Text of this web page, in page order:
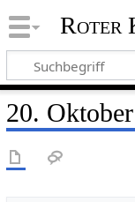
Roter
20. Oktober